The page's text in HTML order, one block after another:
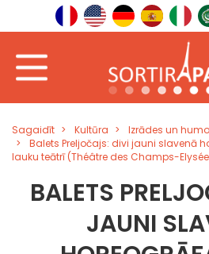
Sagaidīt Kultūra
Izrādes un
Balets Preljočajs: divi jauni slavenā
lauku teātrī (Théâtre des Champs-
BALETS
JAUNI